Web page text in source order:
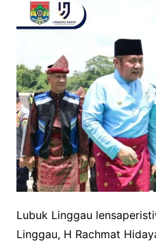
Lubuk Linggau
Linggau, H Rachmat